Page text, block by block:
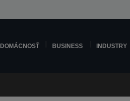
DOMÁCNOSŤ BUSINESS INDUSTRY